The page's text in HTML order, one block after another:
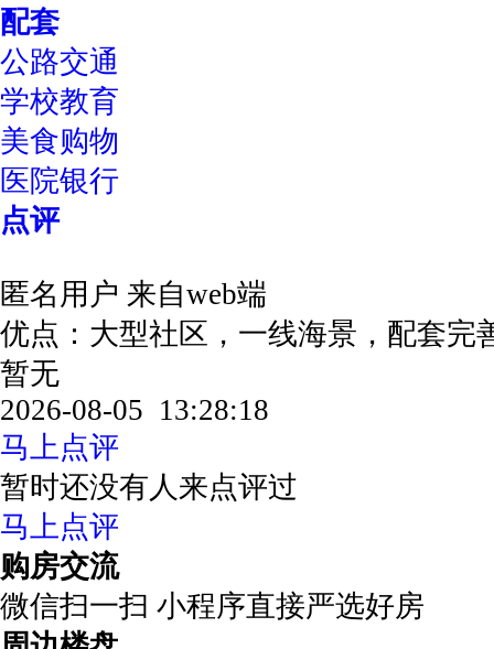
配套
公路交通
学校教育
美食购物
医院银行
点评
匿名用户 来自web端
优点：大型社区，一线海景，配套
暂无
2026-08-05 13:28:18
马上点评
暂时还没有人来点评过
马上点评
购房交流
微信扫一扫 小程序直接严选好房